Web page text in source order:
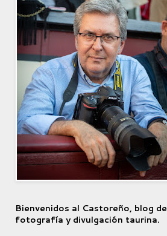
Bienvenidos al Castoreño, blog de
fotografía y divulgación taurina.